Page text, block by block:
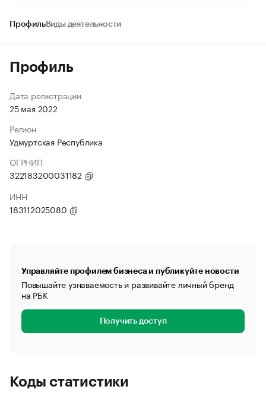
ПрофильВиды деятельности
Профиль
Дата регистрации
25 мая 2022
Регион
Удмуртская Республика
ОГРНИП
322183200031182
ИНН
183112025080
Управляйте профилем бизнеса и публикуйте новости
Повышайте узнаваемость и развивайте личный бренд
на РБК
Получить доступ
Коды статистики